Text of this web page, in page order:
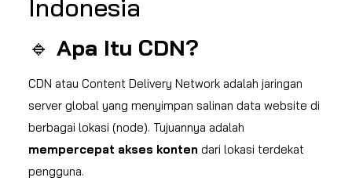
Indonesia
🔹 Apa Itu CDN?
CDN atau Content Delivery Network adalah jaringan
server global yang menyimpan salinan data website di
berbagai lokasi (node). Tujuannya adalah
mempercepat akses konten dari lokasi terdekat
pengguna.